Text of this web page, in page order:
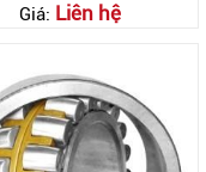
Giá: Liên hệ